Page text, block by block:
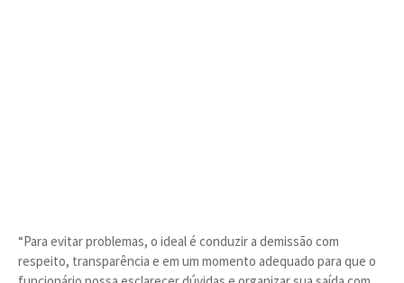
“Para evitar problemas, o ideal é conduzir a demissão com
respeito, transparência e em um momento adequado para que o